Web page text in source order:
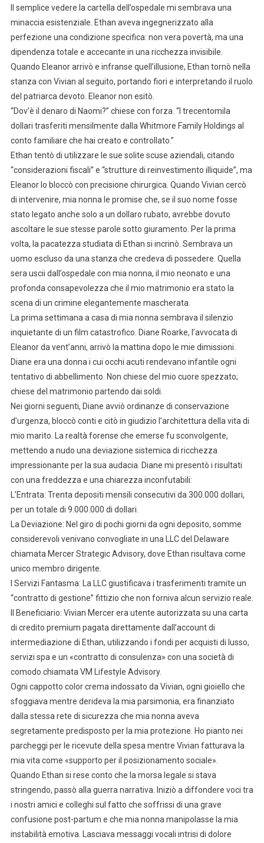
Il semplice vedere la cartella dell’ospedale mi sembrava una
minaccia esistenziale. Ethan aveva ingegnerizzato alla
perfezione una condizione specifica: non vera povertà, ma una
dipendenza totale e accecante in una ricchezza invisibile.
Quando Eleanor arrivò e infranse quell’illusione, Ethan tornò nella
stanza con Vivian al seguito, portando fiori e interpretando il ruolo
del patriarca devoto. Eleanor non esitò.
“Dov’è il denaro di Naomi?” chiese con forza. “I trecentomila
dollari trasferiti mensilmente dalla Whitmore Family Holdings al
conto familiare che hai creato e controllato.”
Ethan tentò di utilizzare le sue solite scuse aziendali, citando
“considerazioni fiscali” e “strutture di reinvestimento illiquide”, ma
Eleanor lo bloccò con precisione chirurgica. Quando Vivian cercò
di intervenire, mia nonna le promise che, se il suo nome fosse
stato legato anche solo a un dollaro rubato, avrebbe dovuto
ascoltare le sue stesse parole sotto giuramento. Per la prima
volta, la pacatezza studiata di Ethan si incrinò. Sembrava un
uomo escluso da una stanza che credeva di possedere. Quella
sera uscii dall’ospedale con mia nonna, il mio neonato e una
profonda consapevolezza che il mio matrimonio era stato la
scena di un crimine elegantemente mascherata.
La prima settimana a casa di mia nonna sembrava il silenzio
inquietante di un film catastrofico. Diane Roarke, l’avvocata di
Eleanor da vent’anni, arrivò la mattina dopo le mie dimissioni.
Diane era una donna i cui occhi acuti rendevano infantile ogni
tentativo di abbellimento. Non chiese del mio cuore spezzato;
chiese del matrimonio partendo dai soldi.
Nei giorni seguenti, Diane avviò ordinanze di conservazione
d’urgenza, bloccò conti e citò in giudizio l’architettura della vita di
mio marito. La realtà forense che emerse fu sconvolgente,
mettendo a nudo una deviazione sistemica di ricchezza
impressionante per la sua audacia. Diane mi presentò i risultati
con una freddezza e una chiarezza inconfutabili:
L’Entrata: Trenta depositi mensili consecutivi da 300.000 dollari,
per un totale di 9.000.000 di dollari.
La Deviazione: Nel giro di pochi giorni da ogni deposito, somme
considerevoli venivano convogliate in una LLC del Delaware
chiamata Mercer Strategic Advisory, dove Ethan risultava come
unico membro dirigente.
I Servizi Fantasma: La LLC giustificava i trasferimenti tramite un
“contratto di gestione” fittizio che non forniva alcun servizio reale.
Il Beneficiario: Vivian Mercer era utente autorizzata su una carta
di credito premium pagata direttamente dall’account di
intermediazione di Ethan, utilizzando i fondi per acquisti di lusso,
servizi spa e un «contratto di consulenza» con una società di
comodo chiamata VM Lifestyle Advisory.
Ogni cappotto color crema indossato da Vivian, ogni gioiello che
sfoggiava mentre derideva la mia parsimonia, era finanziato
dalla stessa rete di sicurezza che mia nonna aveva
segretamente predisposto per la mia protezione. Ho pianto nei
parcheggi per le ricevute della spesa mentre Vivian fatturava la
mia vita come «supporto per il posizionamento sociale».
Quando Ethan si rese conto che la morsa legale si stava
stringendo, passò alla guerra narrativa. Iniziò a diffondere voci tra
i nostri amici e colleghi sul fatto che soffrissi di una grave
confusione post-partum e che mia nonna manipolasse la mia
instabilità emotiva. Lasciava messaggi vocali intrisi di dolore